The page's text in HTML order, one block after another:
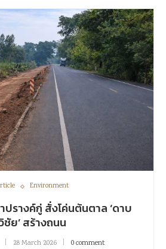
Environment
ปรางค์กู่ สั่งโค่นต้นตาล ‘ดาบ
ชัย’ สร้างถนน
28 March 2026 0 comment